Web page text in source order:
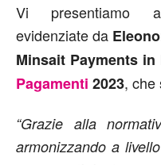
Vi presentiamo
evidenziate da
Minsait Payments in
Pagamenti 2023, che
“Grazie alla
armonizzando a